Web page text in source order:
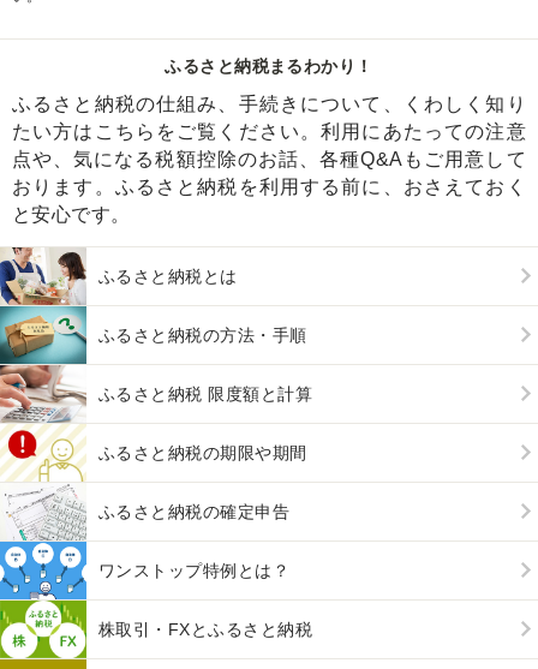
ふるさと納税まるわかり！
ふるさと納税の仕組み、手続きについて、くわしく知り
たい方はこちらをご覧ください。利用にあたっての注意
点や、気になる税額控除のお話、各種Q&Aもご用意して
おります。ふるさと納税を利用する前に、おさえておく
と安心です。
ふるさと納税とは
ふるさと納税の方法・手順
ふるさと納税 限度額と計算
ふるさと納税の期限や期間
ふるさと納税の確定申告
ワンストップ特例とは？
株取引・FXとふるさと納税